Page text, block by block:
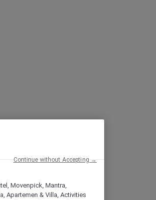
Movenpick, Mantra,
Apartemen & Villa, Activities
Continue without Accepting →